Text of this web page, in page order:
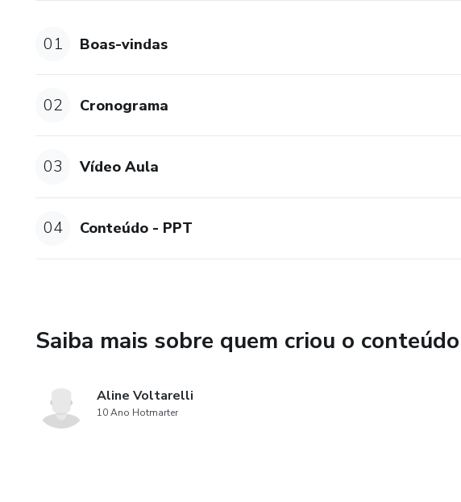
01 Boas-vindas
02 Cronograma
03 Vídeo Aula
04 Conteúdo - PPT
Saiba mais sobre quem criou o conteúdo
Aline Voltarelli
10 Ano Hotmarter